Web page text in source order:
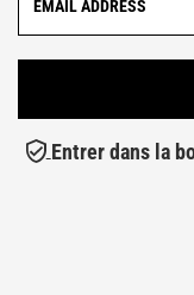
Entrer dans la